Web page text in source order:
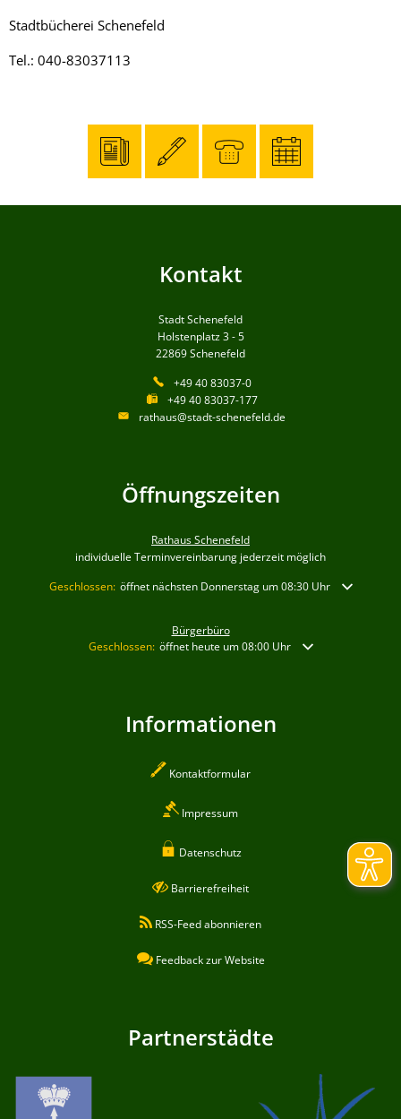
Stadtbücherei Schenefeld
Tel.: 040-83037113
Kontakt
Stadt Schenefeld
Holstenplatz 3 - 5
22869Schenefeld
+49 40 83037-0
+49 40 83037-177
rathaus@stadt-schenefeld.de
Öffnungszeiten
Rathaus Schenefeld
individuelle Terminvereinbarung jederzeit möglich
Klicken, um weitere Öffnungs- oder Schließzeiten auszublenden
Geschlossen: öffnet nächsten Donnerstag um 08:30 Uhr
Bürgerbüro
Klicken, um weitere Öffnungs- oder Schließzeiten
Geschlossen: öffnet heute um 08:00 Uhr
Informationen
Kontaktformular
Impressum
Datenschutz
Barrierefreiheit
RSS-Feed abonnieren
Feedback zur Website
Partnerstädte